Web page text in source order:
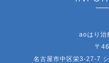
aoはり治
〒
名古屋市中区栄3-27-7